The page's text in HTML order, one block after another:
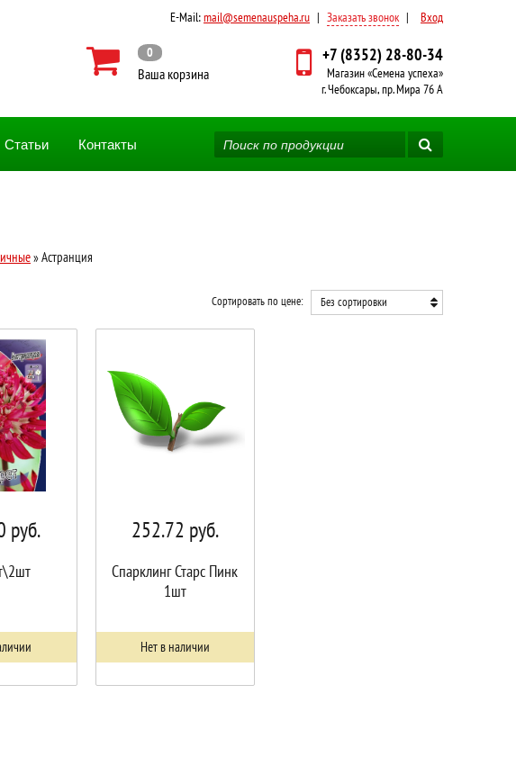
E-Mail:mail@semenauspeha.ru | Заказать звонок | Вход
0
Ваша корзина
+7 (8352) 28-80-34
Магазин «Семена успеха»
г. Чебоксары, пр. Мира 76 А
Статьи Контакты
» Астранция
Сортировать по цене: Без сортировки
руб. 252.72 руб.
Спарклинг Старс Пинк
1шт
Нет в наличии